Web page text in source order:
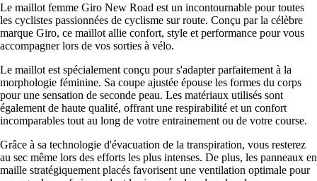
Le maillot femme Giro New Road est un incontournable pour toutes
les cyclistes passionnées de cyclisme sur route. Conçu par la célèbre
marque Giro, ce maillot allie confort, style et performance pour vous
accompagner lors de vos sorties à vélo.
Le maillot est spécialement conçu pour s'adapter parfaitement à la
morphologie féminine. Sa coupe ajustée épouse les formes du corps
pour une sensation de seconde peau. Les matériaux utilisés sont
également de haute qualité, offrant une respirabilité et un confort
incomparables tout au long de votre entrainement ou de votre course.
Grâce à sa technologie d'évacuation de la transpiration, vous resterez
au sec même lors des efforts les plus intenses. De plus, les panneaux en
maille stratégiquement placés favorisent une ventilation optimale pour